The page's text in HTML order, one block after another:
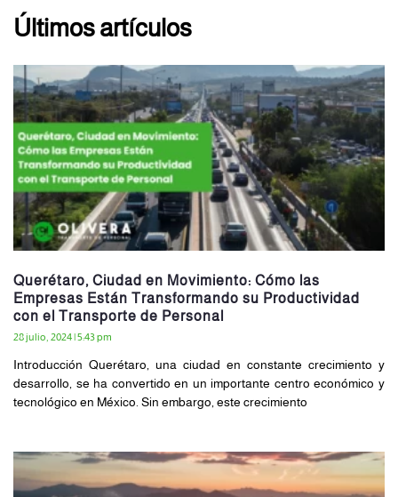
Últimos artículos
Querétaro, Ciudad en Movimiento: Cómo las
Empresas Están Transformando su Productividad
con el Transporte de Personal
28 julio, 2024 5:43 pm
Introducción Querétaro, una ciudad en constante crecimiento y
desarrollo, se ha convertido en un importante centro económico y
tecnológico en México. Sin embargo, este crecimiento